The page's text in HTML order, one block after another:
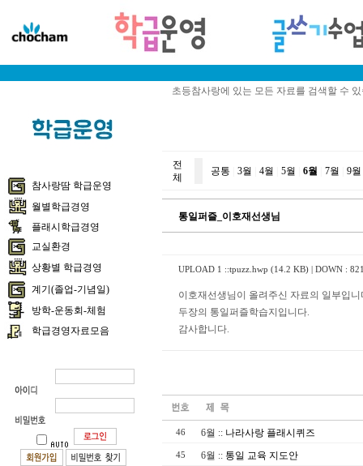
초등참사랑에 있는 모든 자료를 검색할 수
참사랑땀 학급운영
월별학급경영
플래시학급경영
교실환경
상황별 학급경영
계기(졸업-기념일)
방학-운동회-체험
학급경영자료모음
전
체
공통 3월 4월 5월 6월 7월 9월
통일퍼즐_이호재선생님
UPLOAD 1 ::tpuzz.hwp (14.2 KB) | DOWN :
이호재선생님이 올려주신 자료의 일부입니
두장의 통일퍼즐학습지입니다.
감사합니다.
46 6월 :: 나라사랑 플래시퀴즈
45 6월 :: 통일 교육 지도안